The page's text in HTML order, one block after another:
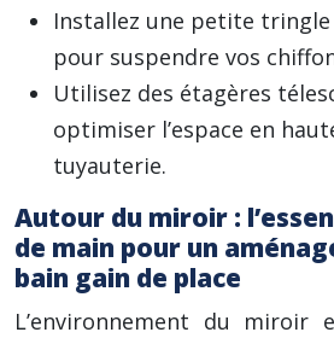
Installez une petite tringle
pour suspendre vos
Utilisez des étagères
optimiser l’espace en
tuyauterie.
Autour du miroir :
de main pour un
bain gain de place
L’environnement du miroir